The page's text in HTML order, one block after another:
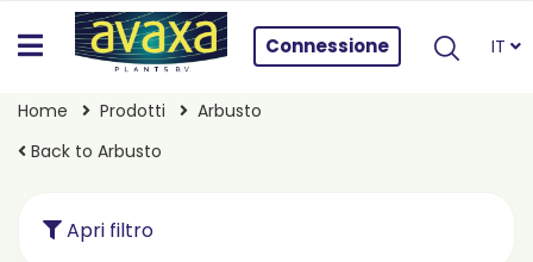
Connessione IT
Home Prodotti
Arbusto
Back to Arbusto
Apri filtro